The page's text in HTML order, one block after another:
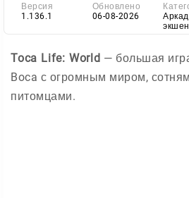
Версия
1.136.1
Обновлено
06-08-2026
экшен
Toca Life: World — большая
Boca с огромным миром,
питомцами.